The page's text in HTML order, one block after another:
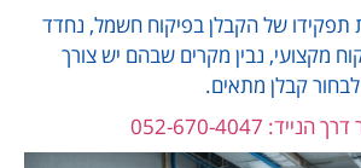
תפקידו של הקבלן בפיקוח חשמל, נחדד
מקצועי, נבין מקרים שבהם יש צורך
לבחור קבלן מתאים.
052-670-4047